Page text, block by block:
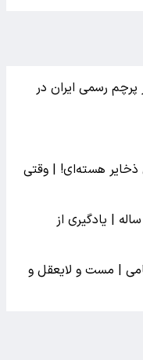
پرچم رسمی ایران در
ذخایر هسته‌ای! | وقتی
رسوایی جنسی معلم زن با شاگرد ۱۷ ساله | یادگیری از
| مست و لایعقل و